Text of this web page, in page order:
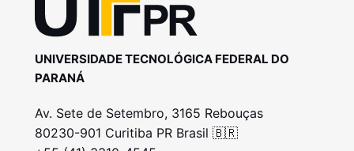
UNIVERSIDADE TECNOLÓGICA FEDERAL DO
PARANÁ
Av. Sete de Setembro, 3165 Rebouças
80230-901 Curitiba PR Brasil 🇧🇷